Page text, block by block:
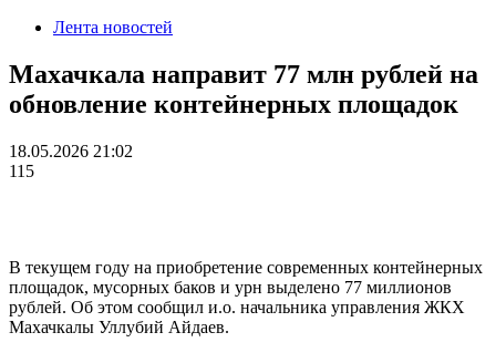
Лента новостей
Махачкала направит 77 млн рублей на
обновление контейнерных площадок
18.05.2026 21:02
115
В текущем году на приобретение современных контейнерных
площадок, мусорных баков и урн выделено 77 миллионов
рублей. Об этом сообщил и.о. начальника управления ЖКХ
Махачкалы Уллубий Айдаев.